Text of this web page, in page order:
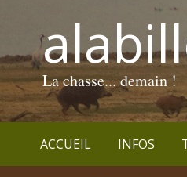
La chasse... demain !
ACCUEIL INFOS